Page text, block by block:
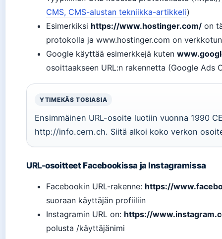
CMS, CMS-alustan tekniikka-artikkeli)
Esimerkiksi https://www.hostinger.com/ on
protokolla ja www.hostinger.com on
Google käyttää esimerkkejä kuten
osoittaakseen URL:n rakennetta (Google Ads
YTIMEKÄS TOSIASIA
Ensimmäinen URL-osoite luotiin vuonna 1990
http://info.cern.ch. Siitä alkoi koko verkon
URL-osoitteet Facebookissa ja Instagramissa
Facebookin URL-rakenne: https://
suoraan käyttäjän profiiliin
Instagramin URL on: https://
polusta /käyttäjänimi